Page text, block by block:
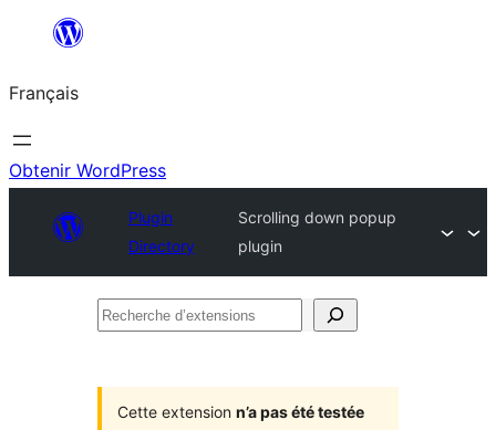
contenu
Français
Obtenir WordPress
Plugin
Directory
Scrolling down popup
plugin
Recherche
Cette extension n’a pas été testée